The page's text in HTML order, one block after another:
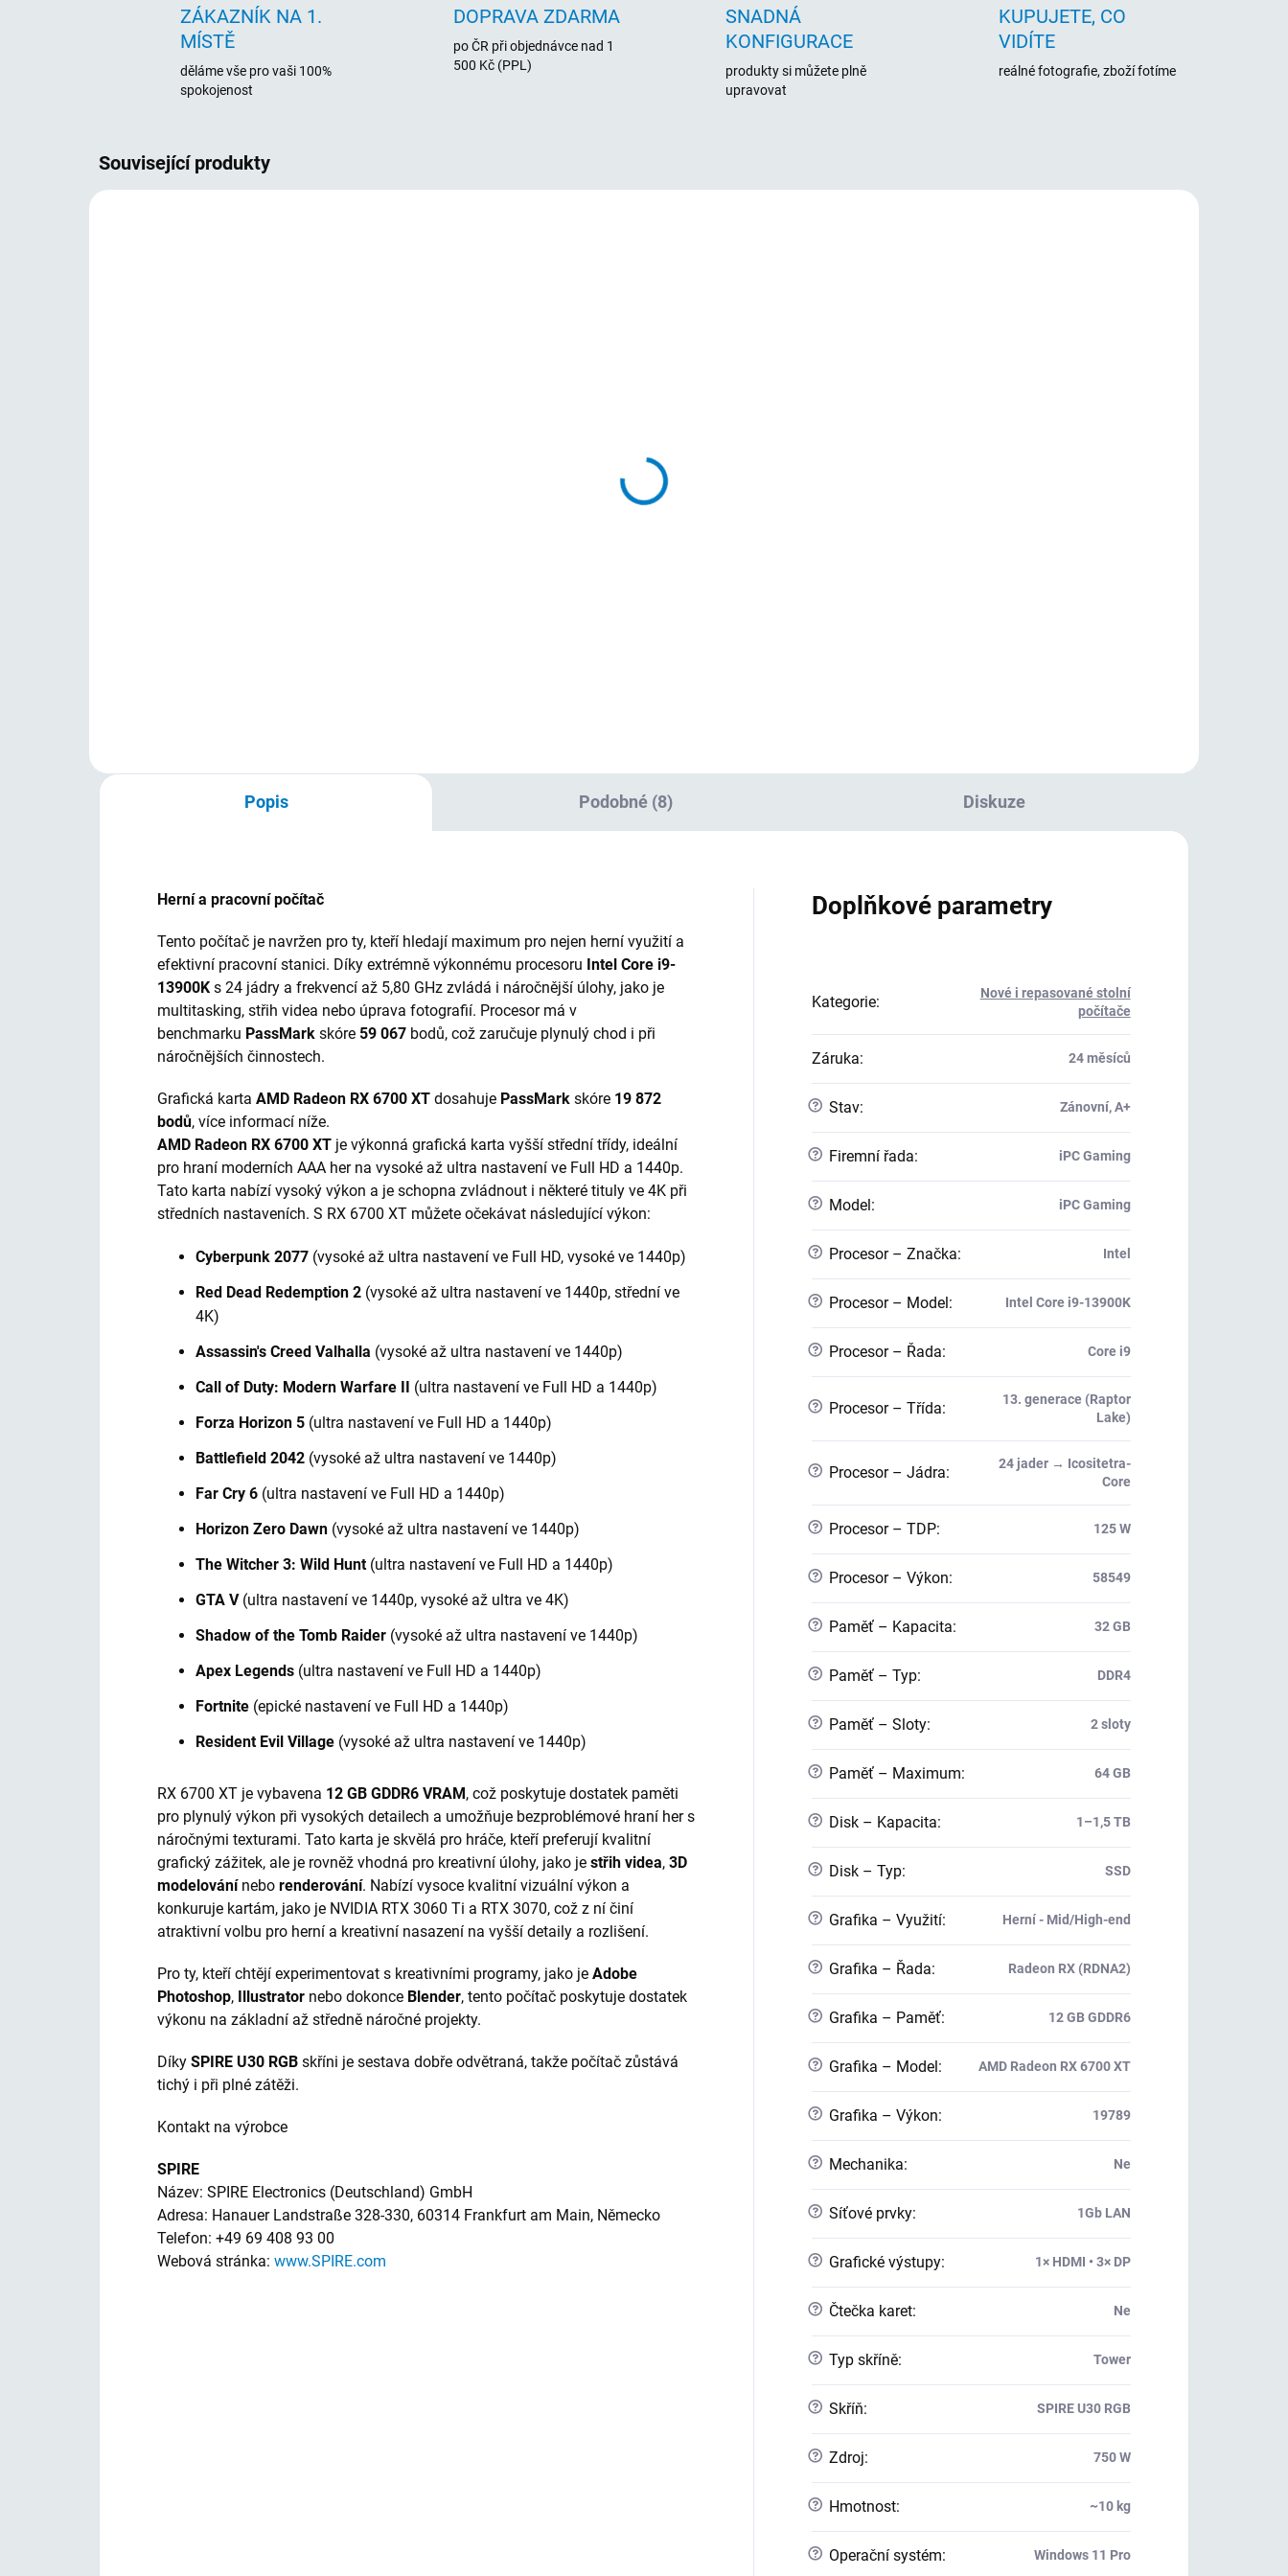
ZÁKAZNÍK NA 1.
MÍSTĚ
děláme vše pro vaši 100%
spokojenost
DOPRAVA ZDARMA
po ČR při objednávce nad 1
500 Kč (PPL)
SNADNÁ
KONFIGURACE
produkty si můžete plně
upravovat
KUPUJETE, CO
VIDÍTE
reálné fotografie, zboží fotíme
Související produkty
Popis Podobné (8) Diskuze
Herní a pracovní počítač
Tento počítač je navržen pro ty, kteří hledají maximum pro nejen herní využití a
efektivní pracovní stanici. Díky extrémně výkonnému procesoru Intel Core i9-
13900K s 24 jádry a frekvencí až 5,80 GHz zvládá i náročnější úlohy, jako je
multitasking, střih videa nebo úprava fotografií. Procesor má v
benchmarku PassMark skóre 59 067 bodů, což zaručuje plynulý chod i při
náročnějších činnostech.
Grafická karta AMD Radeon RX 6700 XT dosahuje PassMark skóre 19 872
bodů, více informací níže.
AMD Radeon RX 6700 XT je výkonná grafická karta vyšší střední třídy, ideální
pro hraní moderních AAA her na vysoké až ultra nastavení ve Full HD a 1440p.
Tato karta nabízí vysoký výkon a je schopna zvládnout i některé tituly ve 4K při
středních nastaveních. S RX 6700 XT můžete očekávat následující výkon:
Cyberpunk 2077 (vysoké až ultra nastavení ve Full HD, vysoké ve 1440p)
Red Dead Redemption 2 (vysoké až ultra nastavení ve 1440p, střední ve
4K)
Assassin's Creed Valhalla (vysoké až ultra nastavení ve 1440p)
Call of Duty: Modern Warfare II (ultra nastavení ve Full HD a 1440p)
Forza Horizon 5 (ultra nastavení ve Full HD a 1440p)
Battlefield 2042 (vysoké až ultra nastavení ve 1440p)
Far Cry 6 (ultra nastavení ve Full HD a 1440p)
Horizon Zero Dawn (vysoké až ultra nastavení ve 1440p)
The Witcher 3: Wild Hunt(ultra nastavení ve Full HD a 1440p)
GTA V(ultra nastavení ve 1440p, vysoké až ultra ve 4K)
Shadow of the Tomb Raider (vysoké až ultra nastavení ve 1440p)
Apex Legends (ultra nastavení ve Full HD a 1440p)
Fortnite (epické nastavení ve Full HD a 1440p)
Resident Evil Village (vysoké až ultra nastavení ve 1440p)
RX 6700 XT je vybavena 12 GB GDDR6 VRAM, což poskytuje dostatek paměti
pro plynulý výkon při vysokých detailech a umožňuje bezproblémové hraní her s
náročnými texturami. Tato karta je skvělá pro hráče, kteří preferují kvalitní
grafický zážitek, ale je rovněž vhodná pro kreativní úlohy, jako je střih videa, 3D
modelovánínebo renderování. Nabízí vysoce kvalitní vizuální výkon a
konkuruje kartám, jako je NVIDIA RTX 3060 Ti a RTX 3070, což z ní činí
atraktivní volbu pro herní a kreativní nasazení na vyšší detaily a rozlišení.
Pro ty, kteří chtějí experimentovat s kreativními programy, jako je Adobe
Photoshop, Illustrator nebo dokonce Blender, tento počítač poskytuje dostatek
výkonu na základní až středně náročné projekty.
Díky SPIRE U30 RGB skříni je sestava dobře odvětraná, takže počítač zůstává
tichý i při plné zátěži.
Kontakt na výrobce
SPIRE
Název: SPIRE Electronics (Deutschland) GmbH
Adresa: Hanauer Landstraße 328-330, 60314 Frankfurt am Main, Německo
Telefon: +49 69 408 93 00
Webová stránka: www.SPIRE.com
Doplňkové parametry
Kategorie:
Nové i repasované stolní
počítače
Záruka: 24 měsíců
? Stav: Zánovní, A+
? Firemní řada: iPC Gaming
? Model: iPC Gaming
? Procesor – Značka: Intel
? Procesor – Model: Intel Core i9-13900K
? Procesor – Řada: Core i9
? Procesor – Třída:
13. generace (Raptor
Lake)
? Procesor – Jádra:
24 jader → Icositetra-
Core
? Procesor – TDP: 125 W
? Procesor – Výkon: 58549
? Paměť – Kapacita: 32 GB
? Paměť – Typ: DDR4
? Paměť – Sloty: 2 sloty
? Paměť – Maximum: 64 GB
? Disk – Kapacita: 1–1,5 TB
? Disk – Typ: SSD
? Grafika – Využití: Herní - Mid/High-end
? Grafika – Řada: Radeon RX (RDNA2)
? Grafika – Paměť: 12 GB GDDR6
? Grafika – Model: AMD Radeon RX 6700 XT
? Grafika – Výkon: 19789
? Mechanika: Ne
? Síťové prvky: 1Gb LAN
? Grafické výstupy: 1× HDMI • 3× DP
? Čtečka karet: Ne
? Typ skříně: Tower
? Skříň: SPIRE U30 RGB
? Zdroj: 750 W
? Hmotnost: ~10 kg
? Operační systém: Windows 11 Pro